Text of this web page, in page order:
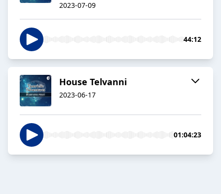
2023-07-09
44:12
House Telvanni
2023-06-17
01:04:23